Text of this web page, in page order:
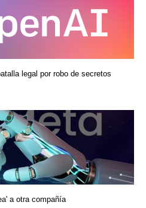
legal por robo de secretos
a otra compañía